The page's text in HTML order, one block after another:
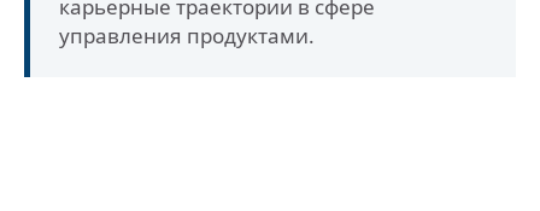
карьерные траектории в сфере
управления продуктами.